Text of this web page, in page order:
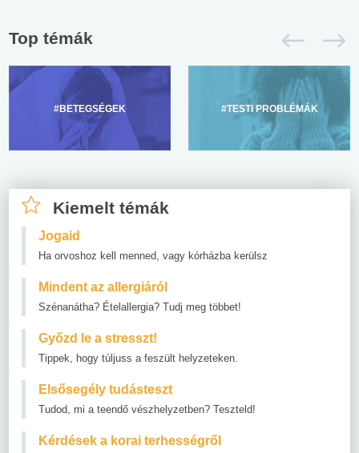
Top témák
#BETEGSÉGEK #TESTI PROBLÉMÁK
Kiemelt témák
Jogaid
Ha orvoshoz kell menned, vagy kórházba kerülsz
Mindent az allergiáról
Szénanátha? Ételallergia? Tudj meg többet!
Győzd le a stresszt!
Tippek, hogy túljuss a feszült helyzeteken.
Elsősegély tudásteszt
Tudod, mi a teendő vészhelyzetben? Teszteld!
Kérdések a korai terhességről